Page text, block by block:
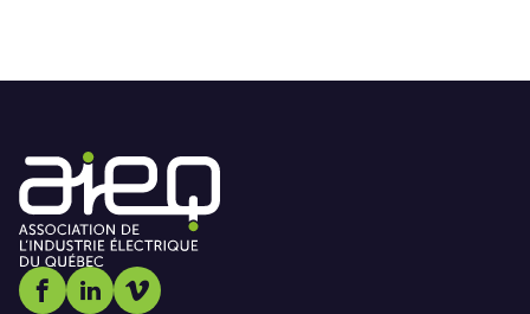
Social media link icon-facebook
Social media link icon-linkedin
Social media link icon-vimeo